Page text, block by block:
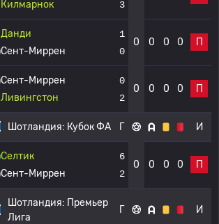
Килмарнок
3
Данди
Сент-Миррен
1
0
0 0 0 0 П
Сент-Миррен
Ливингстон
0
2
0 0 0 0 П
Шотландия: Кубок ФА Г И
Селтик
Сент-Миррен
6
2
0 0 0 0 П
Шотландия: Премьер
Лига
Г И